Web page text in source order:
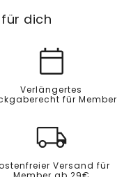
dich
Verlängertes
für Member
Versand für